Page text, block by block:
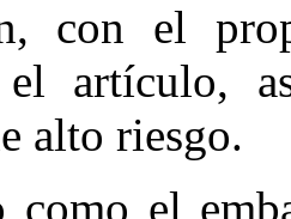
con el
artículo,
alto riesgo.
como el